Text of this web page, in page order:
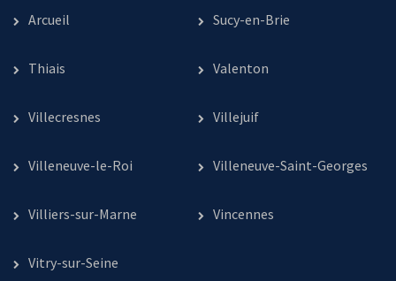
Arcueil Sucy-en-Brie
Thiais Valenton
Villecresnes Villejuif
Villeneuve-le-Roi Villeneuve-Saint-Georges
Villiers-sur-Marne Vincennes
Vitry-sur-Seine